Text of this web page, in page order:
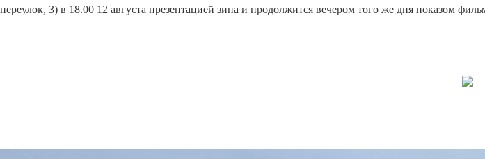
переулок, 3) в 18.00 12 августа презентацией зина и продолжится вечером того же дня показом